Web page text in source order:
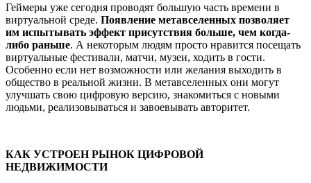
Геймеры уже сегодня проводят большую часть времени в
виртуальной среде. Появление метавселенных позволяет
им испытывать эффект присутствия больше, чем когда-
либо раньше. А некоторым людям просто нравится посещать
виртуальные фестивали, матчи, музеи, ходить в гости.
Особенно если нет возможности или желания выходить в
общество в реальной жизни. В метавселенных они могут
улучшать свою цифровую версию, знакомиться с новыми
людьми, реализовываться и завоевывать авторитет.
КАК УСТРОЕН РЫНОК ЦИФРОВОЙ
НЕДВИЖИМОСТИ